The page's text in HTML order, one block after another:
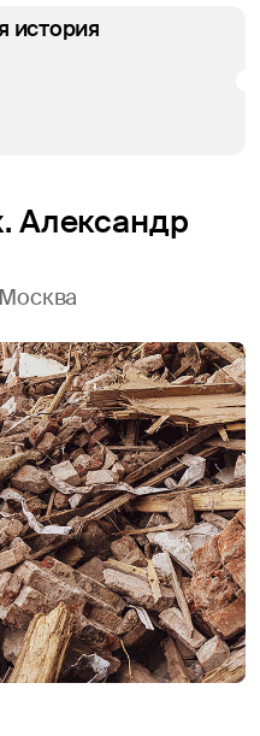
история
Александр